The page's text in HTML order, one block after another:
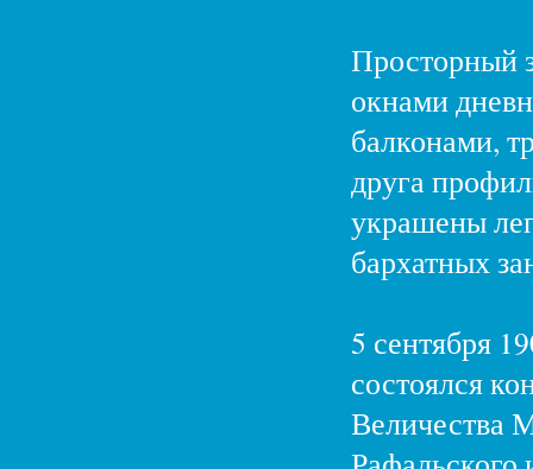
Просторный
окнами
балконами,
друга
украшены
бархатных
5 сентября
состоялся
Величества